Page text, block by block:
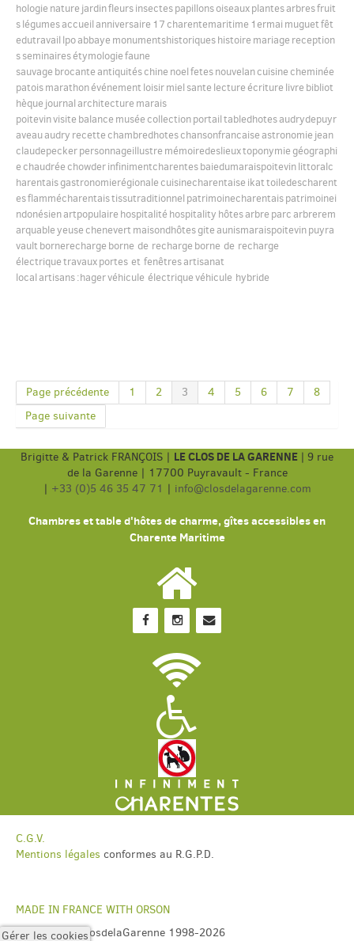
hologie nature jardinfleursinsectespapillonsoiseauxplantesarbresfruit
slégumesaccueil anniversaire 17 charentemaritime 1ermai muguetfêt
edutravail lpoabbaye monumentshistoriqueshistoire mariage reception
sseminairesétymologiefaune
sauvage brocante antiquitéschine noelfetesnouvelancuisine cheminée
patoismarathonévénement loisirmiel sante lecture écriture livre bibliot
hèque journal architecture marais
poitevinvisite balance musée collectionportailtabledhotesaudrydepuyr
aveauaudry recette chambredhoteschansonfrancaise astronomie jean
claudepeckerpersonnageillustre mémoiredeslieuxtoponymie géographi
e chaudrée chowderinfinimentcharentesbaiedumaraispoitevinlittoralc
harentaisgastronomierégionale cuisinecharentaise ikattoiledescharent
esflammécharentaistissutraditionnel patrimoinecharentaispatrimoinei
ndonésienartpopulaire hospitalité hospitality hôtesarbre parc arbrerem
arquableyeuse chenevert maisondhôtesgite aunismaraispoitevinpuyra
vault bornerecharge borne de recharge borne de recharge
électriquetravauxportes et fenêtresartisanat
local artisans:hagervéhicule électriquevéhicule hybride
Page précédente 1 2 3 4 5 6 7
8
Page suivante
Brigitte & Patrick FRANÇOIS | LE CLOS DE LA GARENNE | 9 rue
de la Garenne | 17700 Puyravault - France
| +33 (0)5 46 35 47 71 | info@closdelagarenne.com
Chambres et table d'hôtes de charme, gîtes accessibles en
Charente Maritime
C.G.V.
Mentions légales conformes au R.G.P.D.
MADE IN FRANCE WITH ORSON
Copyright ©ClosdelaGarenne 1998-2026
Gérer les cookies